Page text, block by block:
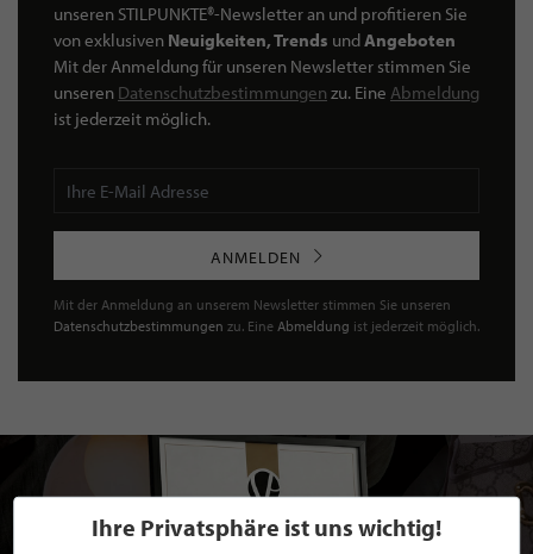
unseren STILPUNKTE®-Newsletter an und profitieren Sie
von exklusiven Neuigkeiten, Trends undAngeboten
Mit der Anmeldung für unseren Newsletter stimmen Sie
unseren Datenschutzbestimmungen zu. Eine Abmeldung
ist jederzeit möglich.
ANMELDEN
Mit der Anmeldung an unserem Newsletter stimmen Sie unseren
Datenschutzbestimmungen zu. Eine Abmeldung ist jederzeit möglich.
Ihre Privatsphäre ist uns wichtig!